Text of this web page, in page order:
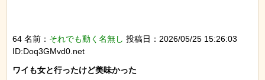
64 名前： それでも動く名無し 投稿日：2026/05/25 15:26:03
ID:Doq3GMvd0.net
ワイも女と行ったけど美味かった